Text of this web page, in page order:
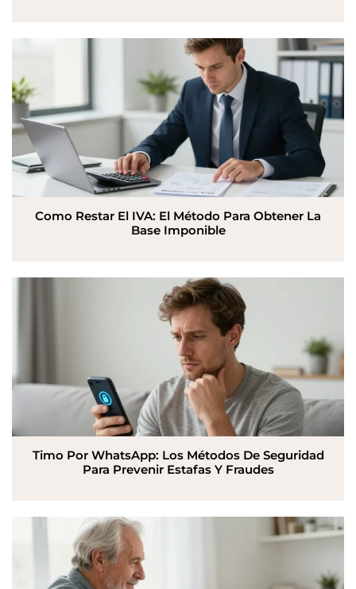
Como Restar El IVA: El Método Para Obtener La
Base Imponible
Timo Por WhatsApp: Los Métodos De Seguridad
Para Prevenir Estafas Y Fraudes